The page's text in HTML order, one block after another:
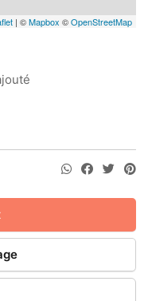
| ©Mapbox ©OpenStreetMap